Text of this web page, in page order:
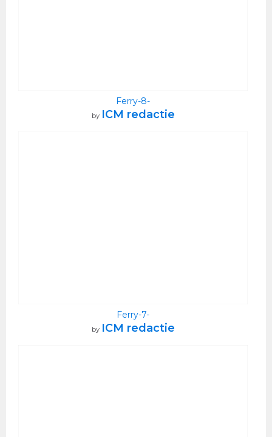
Ferry-8-
by ICM redactie
Ferry-7-
by ICM redactie